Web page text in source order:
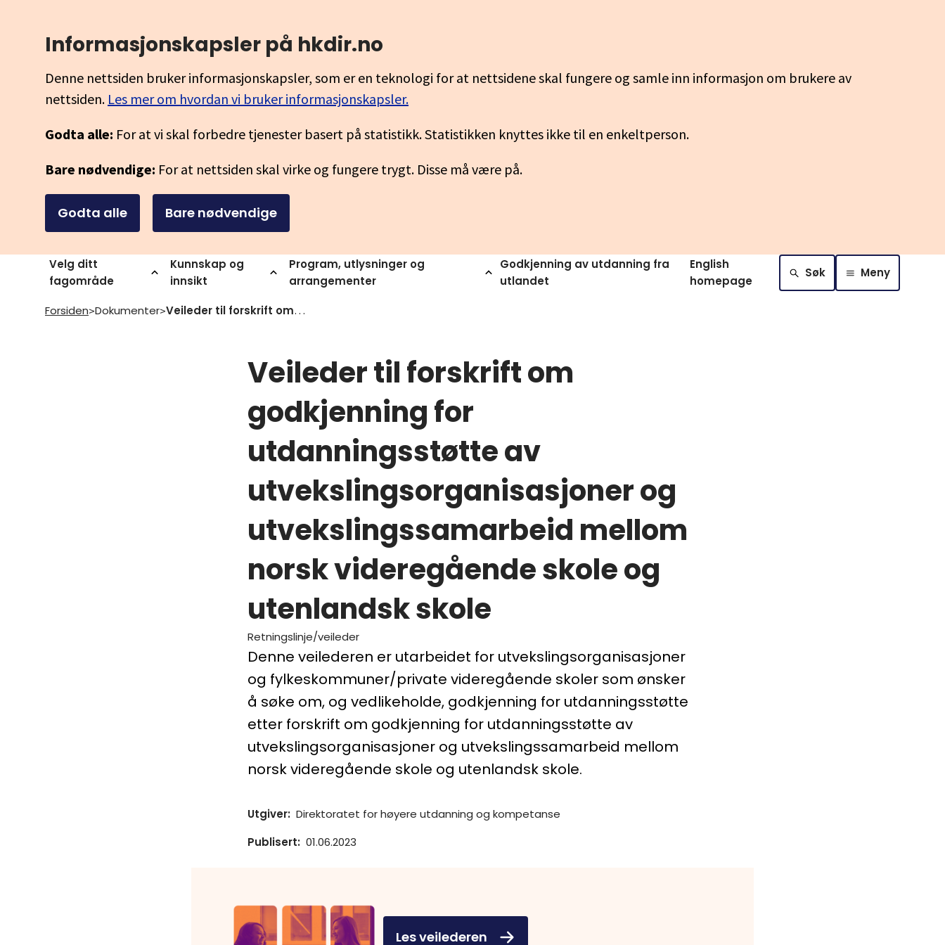
Informasjonskapsler på hkdir.no
Denne nettsiden bruker informasjonskapsler, som er en teknologi for at nettsidene skal fungere og samle inn informasjon om brukere av
nettsiden. Les mer om hvordan vi bruker informasjonskapsler.
Godta alle: For at vi skal forbedre tjenester basert på statistikk. Statistikken knyttes ikke til en enkeltperson.
Bare nødvendige: For at nettsiden skal virke og fungere trygt. Disse må være på.
Godta alle Bare nødvendige
Velg ditt
fagområde
Kunnskap og
innsikt
Program, utlysninger og
arrangementer
Godkjenning av utdanning fra
utlandet
English
homepage
Søk Meny
Forsiden>Dokumenter> Veileder til forskrift om godkjenning for utdanningsstotte av utvekslingsorganisasjoner og utvekslingssamarbeid mellom norsk videregaende skole og utenlandsk skole
Veileder til forskrift om
godkjenning for
utdanningsstøtte av
utvekslingsorganisasjoner og
utvekslingssamarbeid mellom
norsk videregående skole og
utenlandsk skole
Retningslinje/veileder
Denne veilederen er utarbeidet for utvekslingsorganisasjoner
og fylkeskommuner/private videregående skoler som ønsker
å søke om, og vedlikeholde, godkjenning for utdanningsstøtte
etter forskrift om godkjenning for utdanningsstøtte av
utvekslingsorganisasjoner og utvekslingssamarbeid mellom
norsk videregående skole og utenlandsk skole.
Utgiver: Direktoratet for høyere utdanning og kompetanse
Publisert: 01.06.2023
Les veilederen